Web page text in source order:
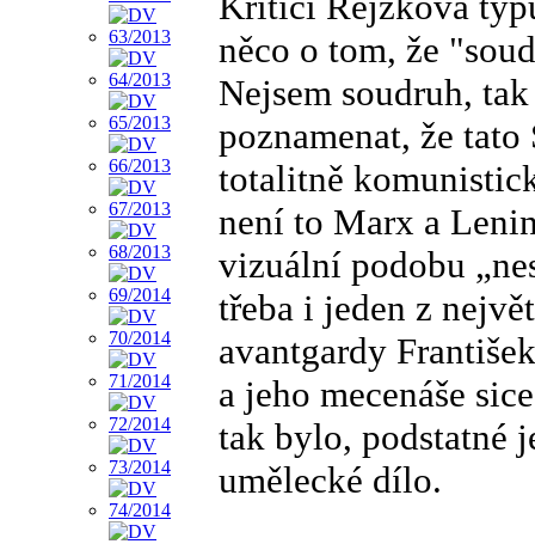
něco o tom, že
Nejsem soudruh,
poznamenat, že
totalitně
není to Marx a
vizuální podobu
třeba i jeden z
avantgardy
a jeho mecenáše
tak bylo, podstatné
umělecké dílo.